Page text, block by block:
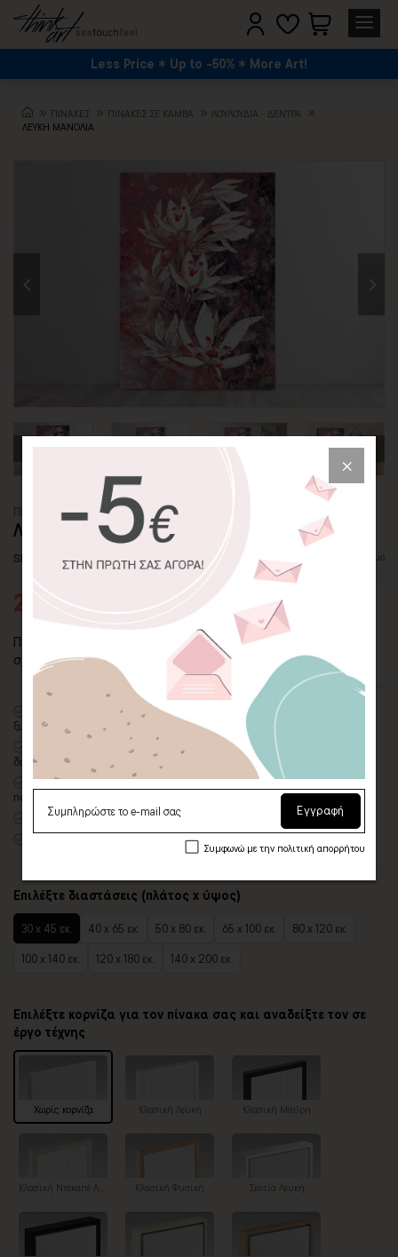
Less Price Up to -50% More Art!
ΠΙΝΑΚΕΣ ΠΙΝΑΚΕΣ ΣΕ ΚΑΜΒΑ
ΛΟΥΛΟΎΔΙΑ - ΔΈΝΤΡΑ
ΛΕΥΚΗ ΜΑΝΟΛΙΑ
ΠΙΝΑΚΑΣ ΚΑΜΒΑΣ
ΛΕΥΚΗ ΜΑΝΟΛΙΑ
SKU: CVPS-245-P Διαθέσιμο
27,95€
Πίνακας σε καμβά με λευκές μανόλιες σε ροζ φόντο που
σχηματίζουν μια όμορφη σύνθεση σε ρομαντικό στυλ.
100% πιστοποιημένος βαμβακερός καμβάςσε τελάρο φυσικής
ξυλείας
Οικολογική εκτύπωση
με μελάνια νερού latex, χωρίς χημικούς
διαλύτες και οσμές
Δυνατότητα προσθήκηςξύλινης διακοσμητικής κορνίζαςμε
πολλές επιλογές
Χειροποίητη κατασκευή, ένας – ένας πίνακας κατά παραγγελία
Έτοιμοι για τοποθέτηση – με κρυφό σύστημα στήριξης
Επιλέξτε διαστάσεις (πλάτος x ύψος)
30 x 45 εκ. 40 x 65 εκ. 50 x 80 εκ. 65 x 100 εκ.
80 x 120 εκ.
100 x 140 εκ.
120 x 180 εκ. 140 x 200 εκ.
Επιλέξτε κορνίζα για τον πίνακα σας και αναδείξτε τον σε
έργο τέχνης
Χωρίς κορνίζα Κλασική Λευκή Κλασική Μαύρη
Κλασική Φυσική Σκοτία Λευκή
Εγγραφή
Συμφωνώ με την πολιτική απορρήτου